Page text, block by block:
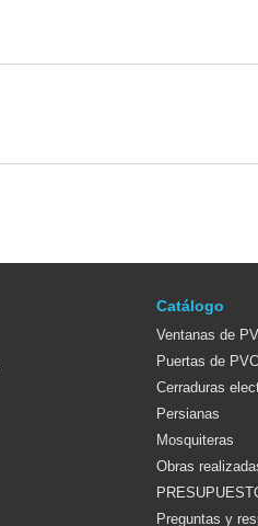
Catálogo
Ventanas de
Puertas de PVC
Cerraduras
Persianas
Mosquiteras
Obras
Preguntas y